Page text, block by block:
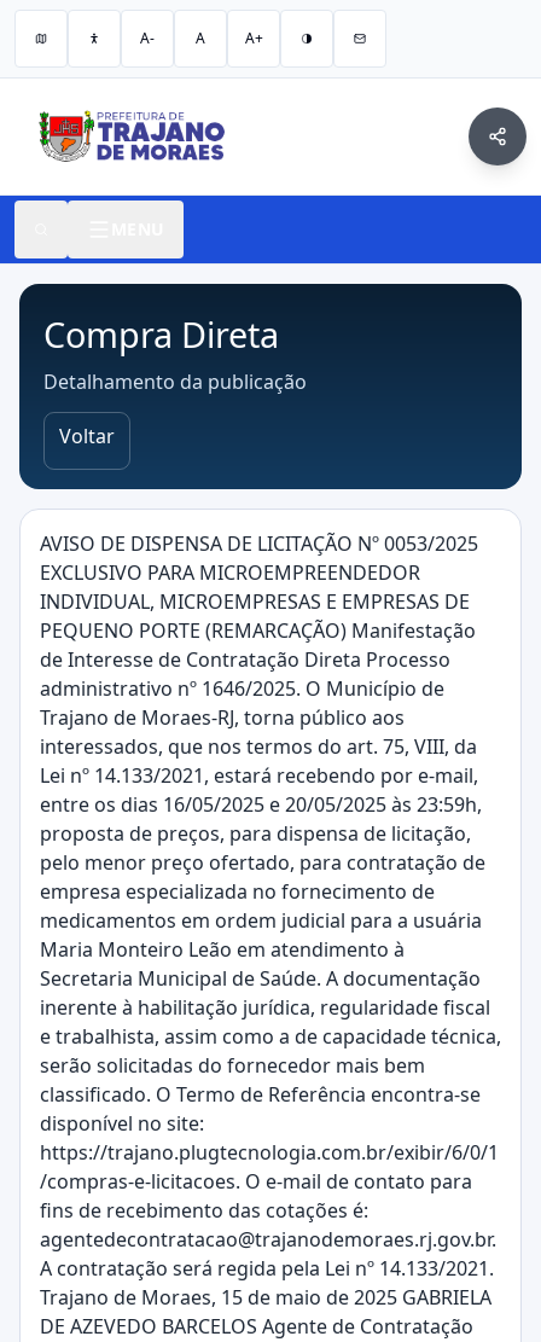
A- A A+
Compra Direta
Detalhamento da publicação
Voltar
AVISO DE DISPENSA DE LICITAÇÃO Nº 0053/2025
EXCLUSIVO PARA MICROEMPREENDEDOR
INDIVIDUAL, MICROEMPRESAS E EMPRESAS DE
PEQUENO PORTE (REMARCAÇÃO) Manifestação
de Interesse de Contratação Direta Processo
administrativo nº 1646/2025. O Município de
Trajano de Moraes-RJ, torna público aos
interessados, que nos termos do art. 75, VIII, da
Lei nº 14.133/2021, estará recebendo por e-mail,
entre os dias 16/05/2025 e 20/05/2025 às 23:59h,
proposta de preços, para dispensa de licitação,
pelo menor preço ofertado, para contratação de
empresa especializada no fornecimento de
medicamentos em ordem judicial para a usuária
Maria Monteiro Leão em atendimento à
Secretaria Municipal de Saúde. A documentação
inerente à habilitação jurídica, regularidade fiscal
e trabalhista, assim como a de capacidade técnica,
serão solicitadas do fornecedor mais bem
classificado. O Termo de Referência encontra-se
disponível no site:
https://trajano.plugtecnologia.com.br/exibir/6/0/1
/compras-e-licitacoes. O e-mail de contato para
fins de recebimento das cotações é:
agentedecontratacao@trajanodemoraes.rj.gov.br.
A contratação será regida pela Lei nº 14.133/2021.
Trajano de Moraes, 15 de maio de 2025 GABRIELA
DE AZEVEDO BARCELOS Agente de Contratação